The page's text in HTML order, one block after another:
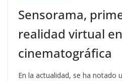
Sensorama,
realidad virtual
cinematográfica
En la actualidad, se ha notado